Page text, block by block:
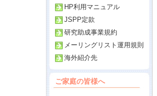
HP利用マニュアル
JSPP定款
研究助成事業規約
メーリングリスト運用規則
海外紹介先
ご家庭の皆様へ